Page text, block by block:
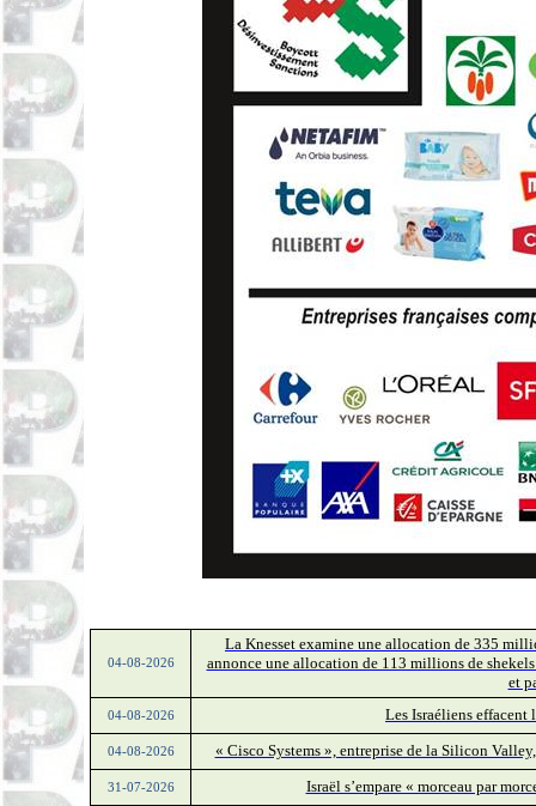
04-08-2026
La Knesset examine une allocation de 335
annonce une allocation de 113 millions de
et
04-08-2026 Les Israéliens effacent
04-08-2026 « Cisco Systems », entreprise de la Silicon
31-07-2026 Israël s’empare « morceau par